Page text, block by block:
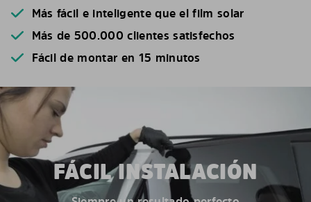
Más fácil e inteligente que el film solar
Más de 500.000 clientes satisfechos
Fácil de montar en 15 minutos
FÁCIL INSTALACIÓN